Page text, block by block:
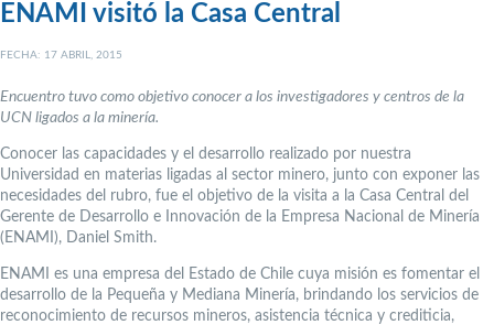
ENAMI visitó la Casa Central
FECHA: 17 ABRIL, 2015
Encuentro tuvo como objetivo conocer a los investigadores y centros de la
UCN ligados a la minería.
Conocer las capacidades y el desarrollo realizado por nuestra
Universidad en materias ligadas al sector minero, junto con exponer las
necesidades del rubro, fue el objetivo de la visita a la Casa Central del
Gerente de Desarrollo e Innovación de la Empresa Nacional de Minería
(ENAMI), Daniel Smith.
ENAMI es una empresa del Estado de Chile cuya misión es fomentar el
desarrollo de la Pequeña y Mediana Minería, brindando los servicios de
reconocimiento de recursos mineros, asistencia técnica y crediticia,